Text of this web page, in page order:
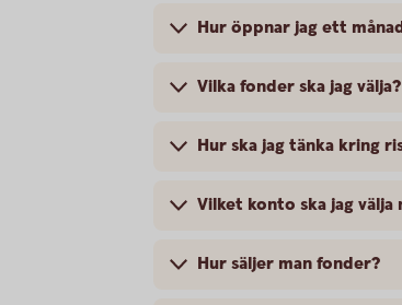
Hur öppnar jag ett
Vilka fonder ska jag välja?
Hur ska jag tänka kring
Vilket konto ska jag välja
Hur säljer man fonder?